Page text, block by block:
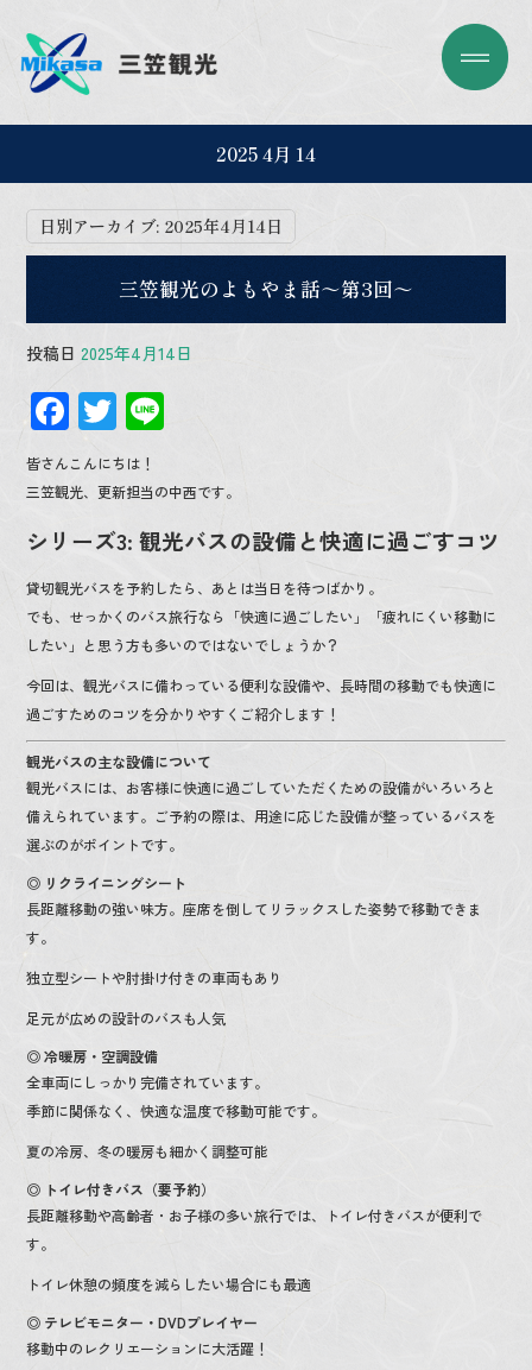
2025 4月 14
日別アーカイブ: 2025年4月14日
三笠観光のよもやま話～第3回～
投稿日 2025年4月14日
F
ac
e
b
o
k
T
wi
tt
er
e
皆さんこんにちは！
三笠観光、更新担当の中西です。
シリーズ3: 観光バスの設備と快適に過ごすコツ
貸切観光バスを予約したら、あとは当日を待つばかり。
でも、せっかくのバス旅行なら「快適に過ごしたい」「疲れにくい移動に
したい」と思う方も多いのではないでしょうか？
今回は、観光バスに備わっている便利な設備や、長時間の移動でも快適に
過ごすためのコツを分かりやすくご紹介します！
観光バスの主な設備について
観光バスには、お客様に快適に過ごしていただくための設備がいろいろと
備えられています。ご予約の際は、用途に応じた設備が整っているバスを
選ぶのがポイントです。
◎ リクライニングシート
長距離移動の強い味方。座席を倒してリラックスした姿勢で移動できま
す。
独立型シートや肘掛け付きの車両もあり
足元が広めの設計のバスも人気
◎ 冷暖房・空調設備
全車両にしっかり完備されています。
季節に関係なく、快適な温度で移動可能です。
夏の冷房、冬の暖房も細かく調整可能
◎ トイレ付きバス（要予約）
長距離移動や高齢者・お子様の多い旅行では、トイレ付きバスが便利で
す。
トイレ休憩の頻度を減らしたい場合にも最適
◎ テレビモニター・DVDプレイヤー
移動中のレクリエーションに大活躍！